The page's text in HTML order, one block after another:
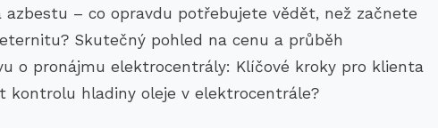
azbestu – co opravdu potřebujete vědět, než začnete
Skutečný pohled na cenu a průběh
o pronájmu elektrocentrály: Klíčové kroky pro klienta
kontrolu hladiny oleje v elektrocentrále?